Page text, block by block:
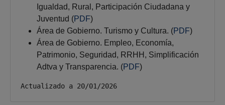
Igualdad, Rural, Participación Ciudadana y
Juventud (PDF)
Área de Gobierno. Turismo y Cultura. (PDF)
Área de Gobierno. Empleo, Economía,
Patrimonio, Seguridad, RRHH, Simplificación
Adtva y Transparencia. (PDF)
Actualizado a 20/01/2026